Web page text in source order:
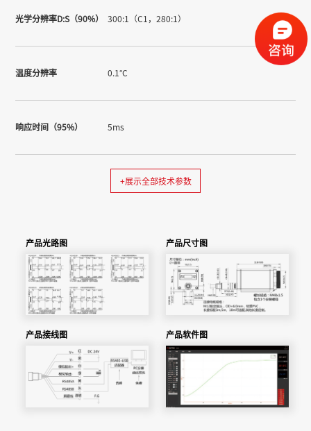
光学分辨率D:S（90%） 300:1（C1，280:1）
温度分辨率 0.1°C
响应时间（95%） 5ms
+展示全部技术参数
产品光路图 产品尺寸图
产品接线图 产品软件图